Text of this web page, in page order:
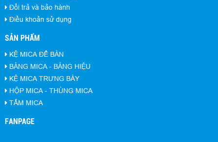
Đổi trả và bảo hành
Điều khoản sử dụng
SẢN PHẨM
KỆ MICA ĐỂ BÀN
BẢNG MICA - BẢNG HIỆU
KỆ MICA TRƯNG BÀY
HỘP MICA - THÙNG MICA
TẤM MICA
FANPAGE